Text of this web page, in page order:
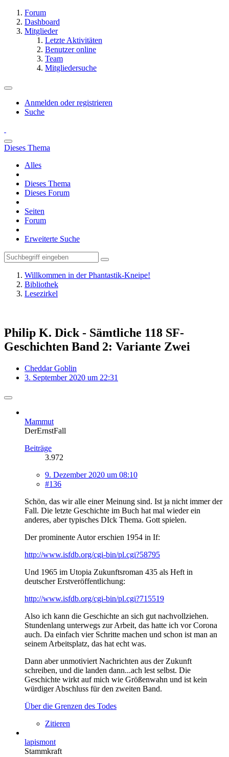
Forum
Dashboard
Mitglieder
Letzte Aktivitäten
Benutzer online
Team
Mitgliedersuche
Anmelden oder registrieren
Suche
Dieses Thema
Alles
Dieses Thema
Dieses Forum
Seiten
Forum
Erweiterte Suche
Willkommen in der Phantastik-Kneipe!
Bibliothek
Lesezirkel
Philip K. Dick - Sämtliche 118 SF-
Geschichten Band 2: Variante Zwei
Cheddar Goblin
3. September 2020 um 22:31
Mammut
DerErnstFall
Beiträge
3.972
9. Dezember 2020 um 08:10
#136
Schön, das wir alle einer Meinung sind. Ist ja nicht immer der
Fall. Die letzte Geschichte im Buch hat mal wieder ein
anderes, aber typisches DIck Thema. Gott spielen.
Der prominente Autor erschien 1954 in If:
http://www.isfdb.org/cgi-bin/pl.cgi?58795
Und 1965 im Utopia Zukunftsroman 435 als Heft in
deutscher Erstveröffentlichung:
http://www.isfdb.org/cgi-bin/pl.cgi?715519
Also ich kann die Geschichte an sich gut nachvollziehen.
Stundenlang unterwegs zur Arbeit, das hatte ich vor Corona
auch. Da einfach vier Schritte machen und schon ist man an
seinem Arbeitsplatz, das hat echt was.
Dann aber unmotiviert Nachrichten aus der Zukunft
schreiben, und die landen dann...ach lest selbst. Die
Geschichte wirkt auf mich wie Größenwahn und ist kein
würdiger Abschluss für den zweiten Band.
Über die Grenzen des Todes
Zitieren
lapismont
Stammkraft